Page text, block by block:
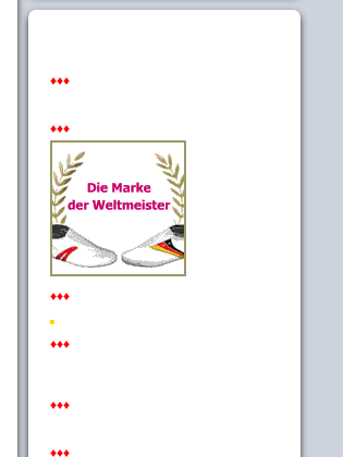
♦♦♦
♦♦♦
♦♦♦
♦♦♦
♦♦♦
♦♦♦